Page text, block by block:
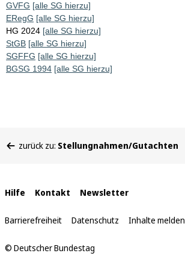
GVFG [alle SG hierzu]
ERegG [alle SG hierzu]
HG 2024 [alle SG hierzu]
StGB [alle SG hierzu]
SGFFG [alle SG hierzu]
BGSG 1994 [alle SG hierzu]
befinden
zurück zu: Stellungnahmen/Gutachten
Interne
Links
Hilfe Kontakt Newsletter
Barrierefreiheit Datenschutz Inhalte melden
© Deutscher Bundestag